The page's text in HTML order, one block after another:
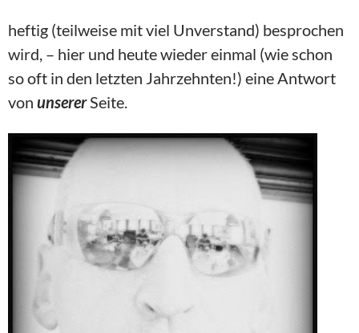
heftig (teilweise mit viel Unverstand) besprochen
wird, – hier und heute wieder einmal (wie schon
so oft in den letzten Jahrzehnten!) eine Antwort
von unsererSeite.